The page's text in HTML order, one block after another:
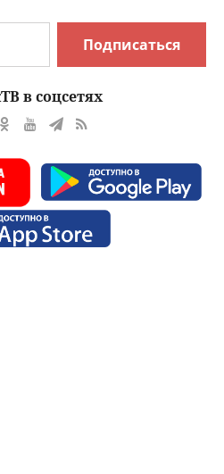
Подписаться
в соцсетях